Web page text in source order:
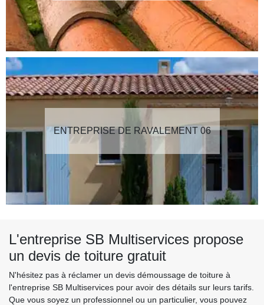
ENTREPRISE DE RAVALEMENT 06
L'entreprise SB Multiservices propose
un devis de toiture gratuit
N'hésitez pas à réclamer un devis démoussage de toiture à
l'entreprise SB Multiservices pour avoir des détails sur leurs tarifs.
Que vous soyez un professionnel ou un particulier, vous pouvez